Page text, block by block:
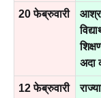
20 फेब्रुवारी
अदा
12 फेब्रुवारी